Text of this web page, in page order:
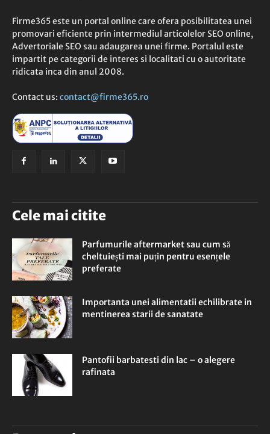
Firme365 este un portal online care ofera posibilitatea unei
promovari eficiente prin intermediul articolelor SEO online,
Advertoriale SEO sau adaugarea unei firme. Portalul este
impartit pe categorii de interes si localitati cu o autoritate
ridicata inca din anul 2008.
Contact us: contact@firme365.ro
Cele mai citite
Parfumurile aftermarket sau cum să
cheltuiești mai puțin pentru esențele
preferate
Importanta unei alimentatii echilibrate in
mentinerea starii de sanatate
Pantofii barbatesti din lac – o alegere
rafinata